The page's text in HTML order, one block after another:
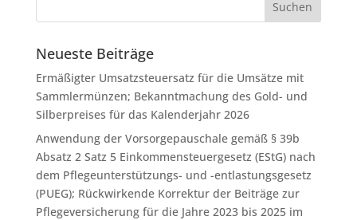
Neueste Beiträge
Ermäßigter Umsatzsteuersatz für die Umsätze mit
Sammlermünzen; Bekanntmachung des Gold- und
Silberpreises für das Kalenderjahr 2026
Anwendung der Vorsorgepauschale gemäß § 39b
Absatz 2 Satz 5 Einkommensteuergesetz (EStG) nach
dem Pflegeunterstützungs- und -entlastungsgesetz
(PUEG); Rückwirkende Korrektur der Beiträge zur
Pflegeversicherung für die Jahre 2023 bis 2025 im